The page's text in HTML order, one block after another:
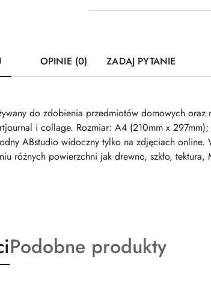
OPINIE (0) ZADAJ PYTANIE
do zdobienia przedmiotów domowych oraz
i collage. Rozmiar: A4 (210mm x
ABstudio widoczny tylko na zdjęciach online.
różnych powierzchni jak drewno, szkło, tektura,
Produkty
o
Podobne produkty